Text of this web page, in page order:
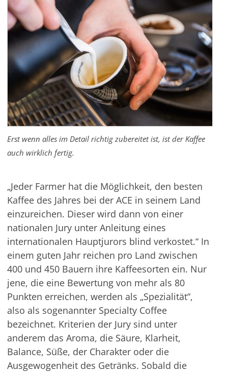
Erst wenn alles im Detail richtig zubereitet ist, ist der Kaffee
auch wirklich fertig.
„Jeder Farmer hat die Möglichkeit, den besten
Kaffee des Jahres bei der ACE in seinem Land
einzureichen. Dieser wird dann von einer
nationalen Jury unter Anleitung eines
internationalen Hauptjurors blind verkostet.“ In
einem guten Jahr reichen pro Land zwischen
400 und 450 Bauern ihre Kaffeesorten ein. Nur
jene, die eine Bewertung von mehr als 80
Punkten erreichen, werden als „Spezialität“,
also als sogenannter Specialty Coffee
bezeichnet. Kriterien der Jury sind unter
anderem das Aroma, die Säure, Klarheit,
Balance, Süße, der Charakter oder die
Ausgewogenheit des Getränks. Sobald die